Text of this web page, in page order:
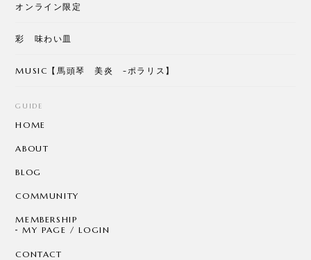
オンライン限定
彩 味わい皿
MUSIC【馬頭琴 美炎 -ポラリス】
GUIDE
HOME
ABOUT
BLOG
COMMUNITY
MEMBERSHIP
MY PAGE / LOGIN
CONTACT